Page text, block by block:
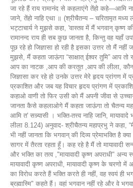
जा रहे हैं राय रामानंद से कहलाएंगे तेंहो कहे—आमि
जाने, तेंहो नाहि एथा ॥ (श्रीचैतन्य – चरितामृत मध्य
भट्टाचार्य ने मुझसे कहा, 'वास्तव में मैं भगवान् कृष्ण
रामानन्द राय ही सब कुछ जानता है, किन्तु वह यहाँ
पूछ रहे हो जिज्ञासा हो रही है इसका उत्तर तो मैं
मुझसे, मैं कहता जाऊंगा “साक्षात् ईश्वर तुमि” आप तो
आप का नाटक ,आप की करतूत ,आप की लीला,
जिज्ञासा कर रहे हो उनके उत्तर मेरे हृदय प्रांगण में
प्रकाशित और जब यह विचार हृदय प्रांगण में
कहाओ वाणी तो फिर उसी को मैं अपनी जीवा से
जानता कैसे कहलाओगे मैं कहता जाऊंगा तो चैतन्य
आमि त' सन्न्यासी । भक्ति-तत्त्व नाहि जानि,
लीला 8.124) अनुवाद- श्रीचैतन्य महाप्रभु ने कहा,
भी नहीं जानता कि भगवान् की दिव्य प्रेमाभक्ति है
सागर में तैरता रहता हूँ। कह रहे है मैं तो मायावादी
और भक्ति का तत्व ,"मायावादी कृष्ण अपराधी" अन्य
मायावादी कृष्ण अपराधी, मायावादी कृष्ण के चरणो
का विरोध करते हैं भक्ति करते ही नहीं, वह स्वयं ही
ब्रह्मास्मि" कहते हैं। वहां भगवान नहीं रहे और वे